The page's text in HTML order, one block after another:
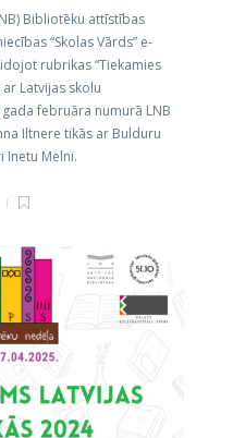
Bibliotēku attīstības
“Skolas Vārds” e-
rubrikas “Tiekamies
Latvijas skolu
februāra numurā LNB
Iltnere tikās ar Bulduru
Melni.